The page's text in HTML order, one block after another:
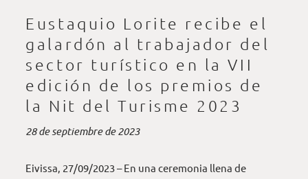
Eustaquio Lorite recibe el
galardón al trabajador del
sector turístico en la VII
edición de los premios de
la Nit del Turisme 2023
28 de septiembre de 2023
Eivissa, 27/09/2023 – En una ceremonia llena de